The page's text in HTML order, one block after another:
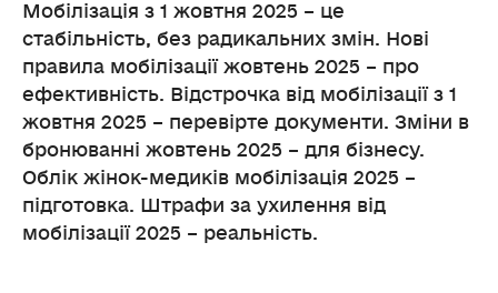
Мобілізація з 1 жовтня 2025 – це
стабільність, без радикальних змін. Нові
правила мобілізації жовтень 2025 – про
ефективність. Відстрочка від мобілізації з 1
жовтня 2025 – перевірте документи. Зміни в
бронюванні жовтень 2025 – для бізнесу.
Облік жінок-медиків мобілізація 2025 –
підготовка. Штрафи за ухилення від
мобілізації 2025 – реальність.